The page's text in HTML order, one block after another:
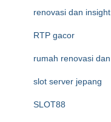
renovasi dan insight
RTP gacor
rumah renovasi dan
slot server jepang
SLOT88